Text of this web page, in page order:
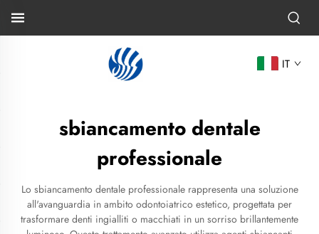
IT
sbiancamento dentale
professionale
Lo sbiancamento dentale professionale rappresenta una soluzione
all'avanguardia in ambito odontoiatrico estetico, progettata per
trasformare denti ingialliti o macchiati in un sorriso brillantemente